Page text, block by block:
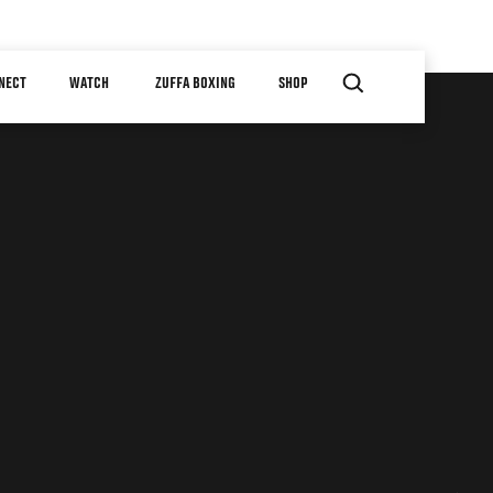
WATCH ZUFFA BOXING SHOP